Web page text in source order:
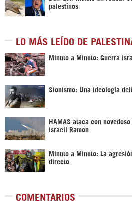
palestinos
LO MÁS LEÍDO DE
Minuto a Minuto: Guerra
Sionismo: Una ideología
HAMAS ataca con
israelí Ramon
Minuto a Minuto: La
directo
COMENTARIOS